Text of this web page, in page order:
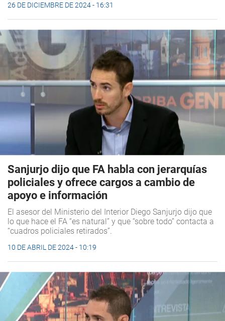
26 DE DICIEMBRE DE 2024 - 16:31
Sanjurjo dijo que FA habla con jerarquías
policiales y ofrece cargos a cambio de
apoyo e información
El asesor del Ministerio del Interior Diego Sanjurjo dijo que
lo que hace el FA “es natural” y que “sobre todo” contacta a
“cuadros policiales retirados”.
10 DE ABRIL DE 2024 - 10:19